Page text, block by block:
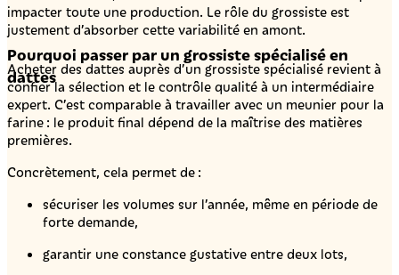
impacter toute une production. Le rôle du grossiste est
justement d’absorber cette variabilité en amont.
Pourquoi passer par un grossiste spécialisé en
dattes
Acheter des dattes auprès d’un grossiste spécialisé revient à
confier la sélection et le contrôle qualité à un intermédiaire
expert. C’est comparable à travailler avec un meunier pour la
farine : le produit final dépend de la maîtrise des matières
premières.
Concrètement, cela permet de :
sécuriser les volumes sur l’année, même en période de
forte demande,
garantir une constance gustative entre deux lots,